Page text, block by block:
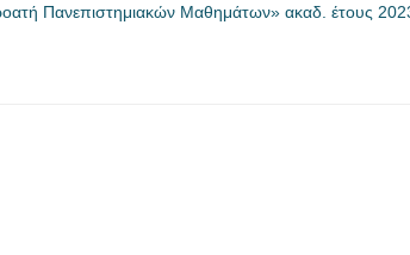
Πανεπιστημιακών Μαθημάτων» ακαδ. έτους